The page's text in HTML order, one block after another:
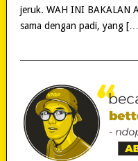
jeruk. WAH INI BAKALAN
sama dengan padi, yang